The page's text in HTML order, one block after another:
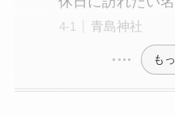
青島神社
も